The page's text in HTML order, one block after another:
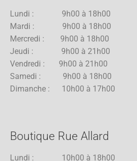
Lundi : 9h00 à 18h00
Mardi : 9h00 à 18h00
Mercredi : 9h00 à 18h00
Jeudi : 9h00 à 21h00
Vendredi : 9h00 à 21h00
Samedi : 9h00 à 18h00
Dimanche : 10h00 à 17h00
Boutique Rue Allard
Lundi : 10h00 à 18h00